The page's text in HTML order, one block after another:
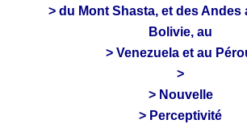
> du Mont Shasta, et des Andes
Bolivie, au
> Venezuela et au
>
> Nouvelle
> Perceptivité